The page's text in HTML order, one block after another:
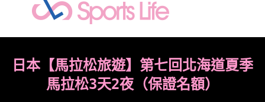
日本【馬拉松旅遊】第七回北海道夏季
馬拉松3天2夜（保證名額）